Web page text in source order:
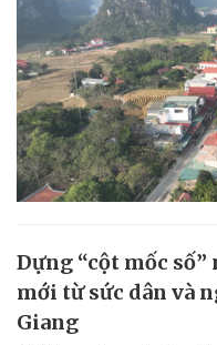
Dựng “cột mốc
mới từ sức dân và
Giang